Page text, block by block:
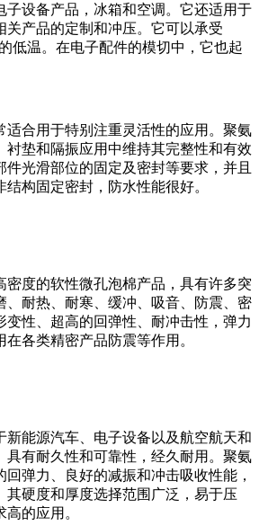
子设备产品，冰箱和空调。它还适用于
关产品的定制和冲压。它可以承受
低温。在电子配件的模切中，它也起
适合用于特别注重灵活性的应用。聚氨
衬垫和隔振应用中维持其完整性和有效
光滑部位的固定及密封等要求，并且
构固定密封，防水性能很好。
密度的软性微孔泡棉产品，具有许多突
、耐热、耐寒、缓冲、吸音、防震、密
变性、超高的回弹性、耐冲击性，弹力
各类精密产品防震等作用。
新能源汽车、电子设备以及航空航天和
具有耐久性和可靠性，经久耐用。聚氨
弹力、良好的减振和冲击吸收性能，
其硬度和厚度选择范围广泛，易于压
的应用。